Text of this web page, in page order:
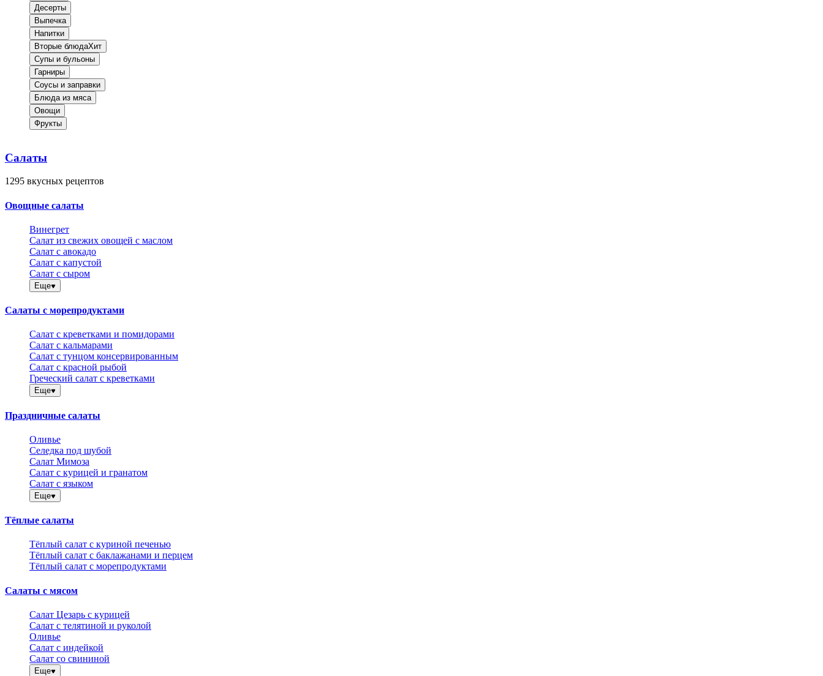
Десерты
Выпечка
Напитки
Вторые блюдаХит
Супы и бульоны
Гарниры
Соусы и заправки
Блюда из мяса
Овощи
Фрукты
Салаты
1295 вкусных рецептов
Овощные салаты
Винегрет
Салат из свежих овощей с маслом
Салат с авокадо
Салат с капустой
Салат с сыром
Еще
Салаты с морепродуктами
Салат с креветками и помидорами
Салат с кальмарами
Салат с тунцом консервированным
Салат с красной рыбой
Греческий салат с креветками
Еще
Праздничные салаты
Оливье
Селедка под шубой
Салат Мимоза
Салат с курицей и гранатом
Салат с языком
Еще
Тёплые салаты
Тёплый салат с куриной печенью
Тёплый салат с баклажанами и перцем
Тёплый салат с морепродуктами
Салаты с мясом
Салат Цезарь с курицей
Салат с телятиной и руколой
Оливье
Салат с индейкой
Салат со свининой
Еще